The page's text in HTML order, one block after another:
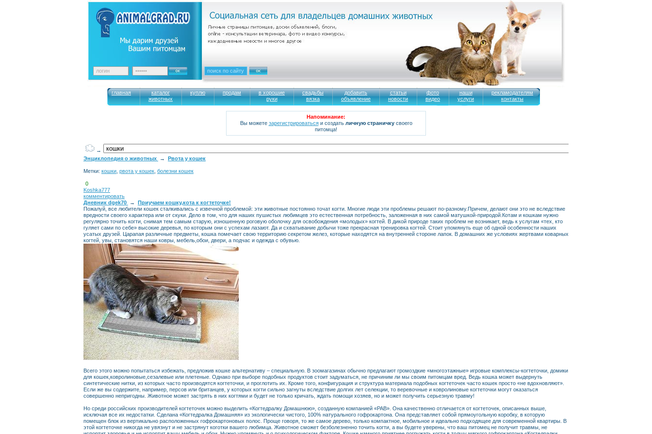
главная
каталог
животных
куплю продам
в хорошие
руки
свадьбы
вязка
добавить
объявление
статьи
новости
фото
видео
наши
услуги
рекламодателям
контакты
Напоминание:
Вы можете зарегистрироватьсяи создать личную страничкусвоего
питомца!
→
Энциклопедия о животных
→ Рвота у кошек
Метки: кошки рвота у кошек болезни кошек
0
Koshka777
комментировать
Дневник dgek70
→ Приучаем кошку,кота к когтеточке!
Пожалуй, все любители кошек сталкивались с извечной проблемой: эти животные постоянно точат когти. Многие люди эти проблемы решают по-разному.Причем, делают они это не вследствие
вредности своего характера или от скуки. Дело в том, что для наших пушистых любимцев это естественная потребность, заложенная в них самой матушкой-природой.Котам и кошкам нужно
регулярно точить когти, снимая тем самым старую, изношенную роговую оболочку для освобождения «молодых» когтей. В дикой природе таких проблем не возникает, ведь к услугам «тех, кто
гуляет сами по себе» высокие деревья, по которым они с успехам лазают. Да и схватывание добычи тоже прекрасная тренировка когтей. Стоит упомянуть еще об одной особенности наших
усатых друзей. Царапая различные предметы, кошка помечает свою территорию секретом желез, которые находятся на внутренней стороне лапок. В домашних же условиях жертвами коварных
когтей, увы, становятся наши ковры, мебель,обои, двери, а подчас и одежда с обувью.
Всего этого можно попытаться избежать, предложив кошке альтернативу – специальную. В зоомагазинах обычно предлагают громоздкие «многоэтажные» игровые комплексы-когтеточки, домики
для кошек,ковролиновые,сезалевые или плетеные. Однако при выборе подобных продуктов стоит задуматься, не причиним ли мы своим питомцам вред. Ведь кошка может выдернуть
синтетические нитки, из которых часто производятся когтеточки, и проглотить их. Кроме того, конфигурация и структура материала подобных когтеточек часто кошек просто «не вдохновляют».
Если же вы содержите, например, персов или британцев, у которых когти сильно загнуты вследствие долгих лет селекции, то веревочные и ковролиновые когтеточки могут оказаться
совершенно непригодны. Животное может застрять в них когтями и будет не только кричать, ждать помощи хозяев, но и может получить серьезную травму!
Но среди российских производителей когтеточек можно выделить «Когтедралку Домашнюю», созданную компанией «РАВ». Она качественно отличается от когтеточек, описанных выше,
исключая все их недостатки. Сделана «Когтедралка Домашняя» из экологически чистого, 100% натурального гофрокартона. Она представляет собой прямоугольную коробку, в которую
помещен блок из вертикально расположенных гофрокартоновых полос. Проще говоря, то же самое дерево, только компактное, мобильное и идеально подходящее для современной квартиры. В
этой когтеточке никогда не увязнут и не застрянут коготки вашего любимца. Животное сможет безболезненно точить когти, а вы будете уверены, что ваш питомец не получит травмы, не